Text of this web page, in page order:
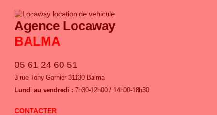
Agence Locaway
BALMA
05 61 24 60 51
3 rue Tony Garnier 31130 Balma
Lundi au vendredi : 7h30-12h00 / 14h00-18h30
CONTACTER